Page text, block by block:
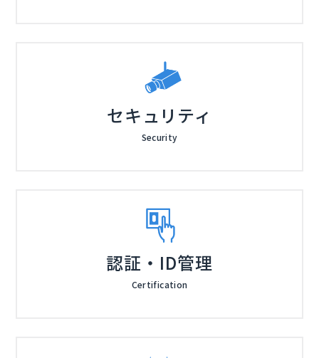
セキュリティ
Security
認証・ID管理
Certification